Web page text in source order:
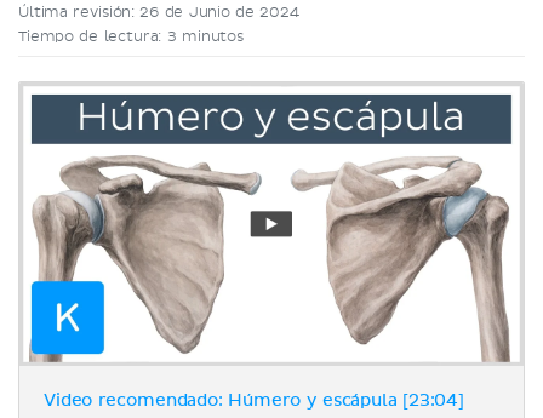
Última revisión: 26 de Junio de 2024
Tiempo de lectura: 3 minutos
Video recomendado: Húmero y escápula [23:04]